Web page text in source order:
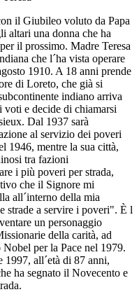
il Giubileo voluto da Papa
altari una donna che ha
il prossimo. Madre Teresa
che l´ha vista operare
1910. A 18 anni prende
di Loreto, che già si
indiano arriva
voti e decide di chiamarsi
Dal 1937 sarà
al servizio dei poveri
1946, mentre la sua città,
tra fazioni
i più poveri per strada,
che il Signore mi
all´interno della mia
strade a servire i poveri". È l
un personaggio
della carità, ad
per la Pace nel 1979.
1997, all´età di 87 anni,
ha segnato il Novecento e